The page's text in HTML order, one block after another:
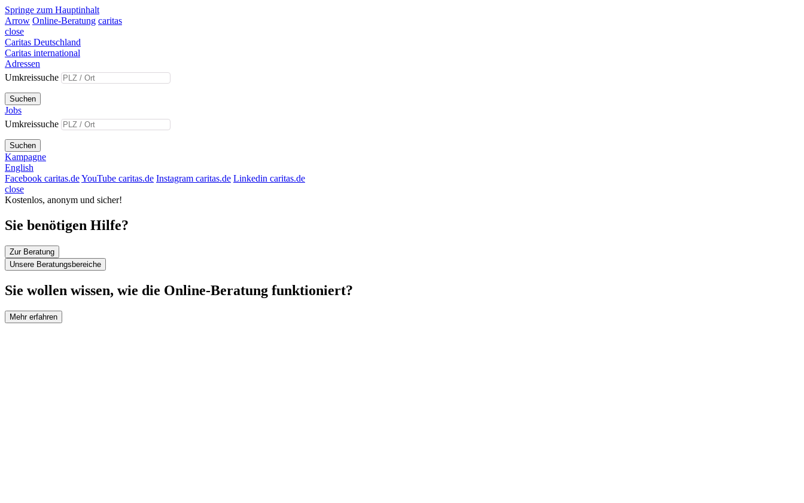
Springe zum Hauptinhalt
Arrow Online-Beratung caritas
close
Caritas Deutschland
Caritas international
Adressen
Umkreissuche
Suchen
Jobs
Umkreissuche
Suchen
Kampagne
English
Facebook caritas.deYouTube caritas.de Instagram caritas.de Linkedin caritas.de
close
Kostenlos, anonym und sicher!
Sie benötigen Hilfe?
Zur Beratung
Unsere Beratungsbereiche
Sie wollen wissen, wie die Online-Beratung funktioniert?
Mehr erfahren